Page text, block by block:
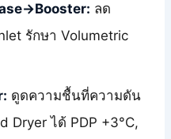
ลด
รักษา Volumetric
ดูดความชื้นที่ความดัน
Dryer ได้ PDP +3°C,